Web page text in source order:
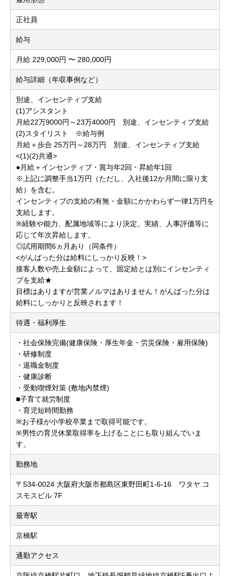
正社員
給与
月給 229,000円 〜 280,000円
給与詳細（年収事例など）
別途、インセンティブ支給
(1)アシスタント
月給22万9000円～23万4000円 別途、インセンティブ支給
(2)スタイリスト ※給与例
月給＋歩合 25万円～28万円 別途、インセンティブ支給
<(1)(2)共通>
●月給＋インセンティブ・賞与年2回・昇給年1回
※上記に調整手当1万円（ただし、入社後12か月間に限り支
給）を含む。
インセンティブの支給の有無・金額にかかわらず一律1万円を
支給します。
※経験や能力、配属地域等により決定。実績、人事評価等に
応じて年次昇給します。
◎試用期間6ヵ月あり（同条件）
<がんばった分は給料にしっかり反映！>
接客人数や売上金額によって、固定給とは別にインセンティ
ブを支給★
目標はありますが営業ノルマはありません！がんばった分は
給料にしっかりと反映されます！
待遇・福利厚生
・社会保険完備(健康保険・厚生年金・労災保険・雇用保険)
・研修制度
・退職金制度
・健康診断
・受動喫煙対策 (敷地内禁煙)
■子育て就労制度
・育児短時間勤務
※お子様が小学校卒業まで取得可能です。
※男性の育児休業取得率を上げることにも取り組んでいま
す。
勤務地
〒534-0024 大阪府大阪市都島区東野田町1-6-16 ワタヤ.コ
スモスビル 7F
最寄駅
京橋駅
通勤アクセス